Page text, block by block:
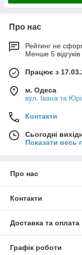
Про нас
Рейтинг не
Менше 5 відгуків
Працює з
м. Одеса
вул. Івана та
Контакти
Сьогодні
Показати весь
Про нас
Контакти
Доставка та оплата
Графік роботи